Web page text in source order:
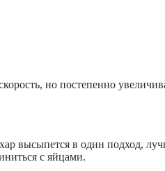
но постепенно
высыпется в один подход,
с яйцами.